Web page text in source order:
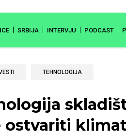
SRBIJA INTERVJU PODCAST
TEHNOLOGIJA
ostvariti